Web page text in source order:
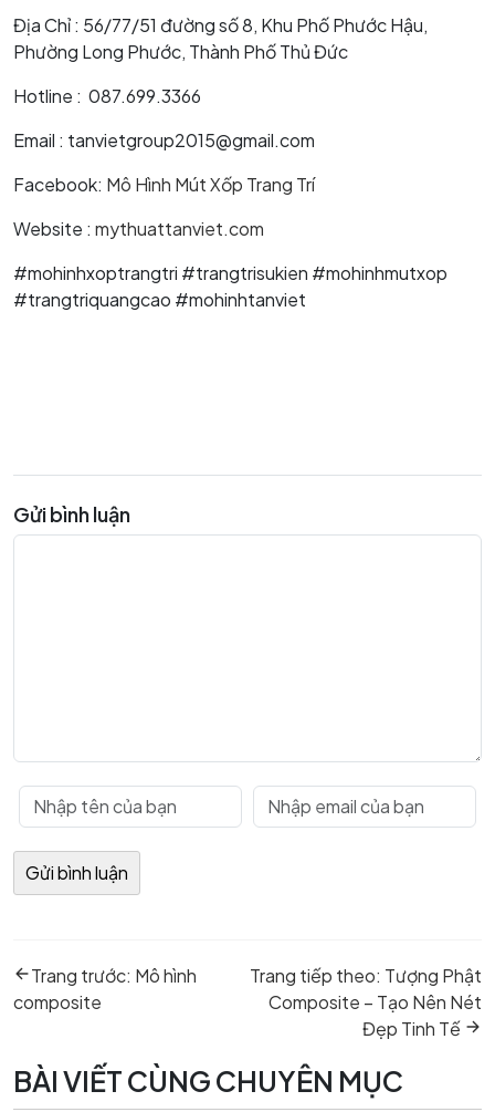
Địa Chỉ : 56/77/51 đường số 8, Khu Phố Phước Hậu,
Phường Long Phước, Thành Phố Thủ Đức
Hotline : 087.699.3366
Email : tanvietgroup2015@gmail.com
Facebook: Mô Hình Mút Xốp Trang Trí
Website : mythuattanviet.com
#mohinhxoptrangtri #trangtrisukien #mohinhmutxop
#trangtriquangcao #mohinhtanviet
Gửi bình luận
hướng
bài
Trang trước: Previous
Mô hình
composite
Trang tiếp theo: Next
post:
Tượng Phật
Composite – Tạo Nên Nét
Đẹp Tinh Tế
BÀI VIẾT CÙNG CHUYÊN MỤC